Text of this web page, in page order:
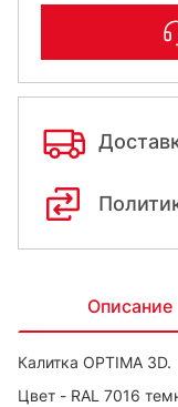
Описание
Калитка OPTIMA 3D.
Цвет - RAL 7016